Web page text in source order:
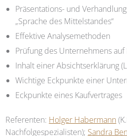
Präsentations- und
„Sprache des Mittelstandes“
Effektive Analysemethoden
Prüfung des Unternehmens
Inhalt einer Absichtserklärung
Wichtige Eckpunkte einer
Eckpunkte eines Kaufvertrages
Referenten: Holger Habermann
Nachfolgespezialisten); Sandra